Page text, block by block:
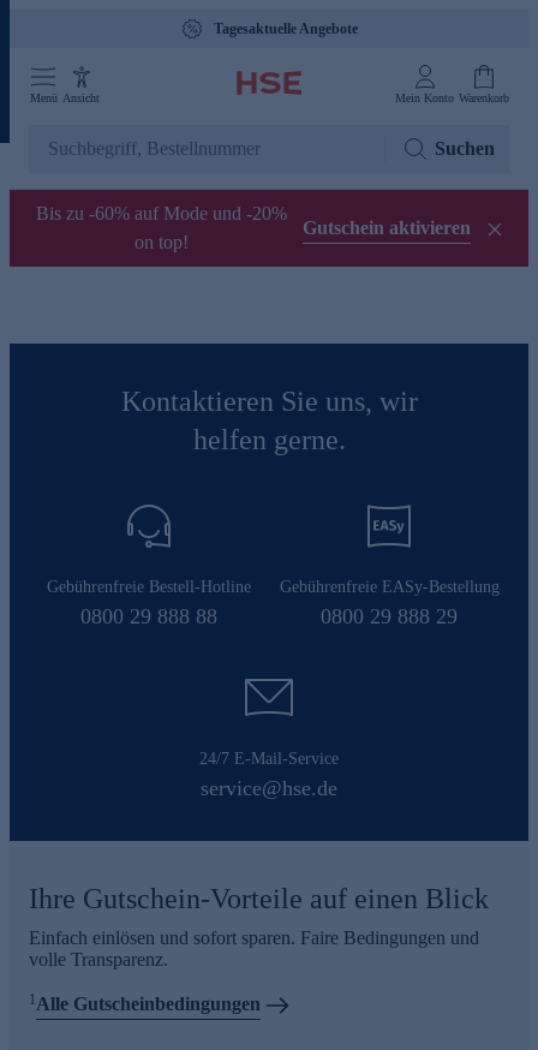
Tagesaktuelle Angebote
Menü Ansicht Mein Konto Warenkorb
Suchen
Bis zu -60% auf Mode und -20%
on top!
Gutschein aktivieren
Kontaktieren Sie uns, wir
helfen gerne.
Gebührenfreie Bestell-Hotline
0800 29 888 88
Gebührenfreie EASy-Bestellung
0800 29 888 29
24/7 E-Mail-Service
service@hse.de
Ihre Gutschein-Vorteile auf einen Blick
Einfach einlösen und sofort sparen. Faire Bedingungen und
volle Transparenz.
1Alle Gutscheinbedingungen